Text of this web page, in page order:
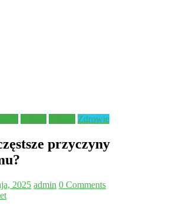
Zdrowie
przyczyny
2025 admin 0 Comments